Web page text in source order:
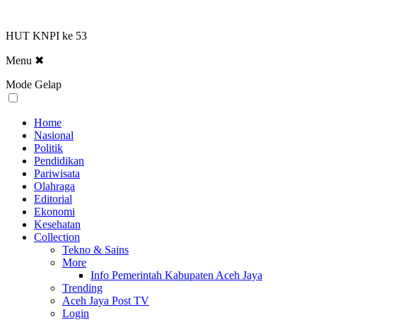
HUT KNPI ke 53
Menu ✖
Mode Gelap
Home
Nasional
Politik
Pendidikan
Pariwisata
Olahraga
Editorial
Ekonomi
Kesehatan
Collection
Tekno & Sains
More
Info Pemerintah Kabupaten Aceh Jaya
Trending
Aceh Jaya Post TV
Login